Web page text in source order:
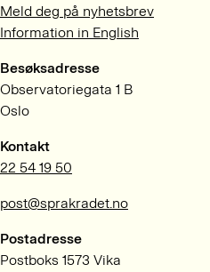
Meld deg på nyhetsbrev
Information in English
Besøksadresse
Observatoriegata 1 B
Oslo
Kontakt
22 54 19 50
post@sprakradet.no
Postadresse
Postboks 1573 Vika